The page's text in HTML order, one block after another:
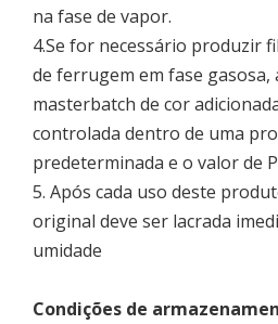
na fase de vapor.
4.Se for necessário produzir
de ferrugem em fase gasosa,
masterbatch de cor
controlada dentro de uma
predeterminada e o valor de
5. Após cada uso deste
original deve ser lacrada
umidade
Condições de